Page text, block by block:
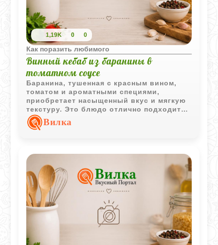
1,19K 0 0
Как поразить любимого
Винный кебаб из баранины в
томатном соусе
Баранина, тушенная с красным вином,
томатом и ароматными специями,
приобретает насыщенный вкус и мягкую
текстуру. Это блюдо отлично подходит
как для повседневного обеда, так и для
праздничного меню.
Вилка